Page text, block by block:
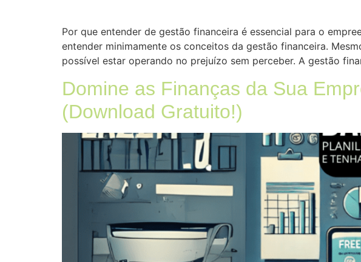
Por que entender de gestão financeira é essencial para o
entender minimamente os conceitos da gestão financeira.
possível estar operando no prejuízo sem perceber. A gestão
Domine as Finanças da Sua
(Download Gratuito!)